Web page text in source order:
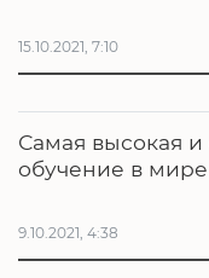
15.10.2021, 7:10
Самая высокая и
обучение в мире
9.10.2021, 4:38